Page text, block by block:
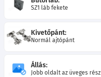
SZ1 láb fekete
Kivetőpánt:
Normál ajtópánt
Állás:
Jobb oldalt az üveges rész